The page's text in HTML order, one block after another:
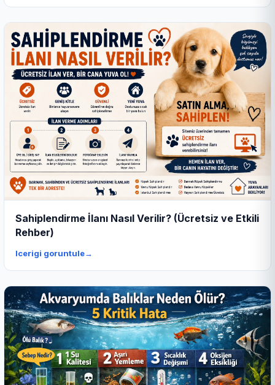
Sahiplendirme İlanı Nasıl Verilir? (Ücretsiz ve Etkili
Rehber)
Icerigi goruntule→